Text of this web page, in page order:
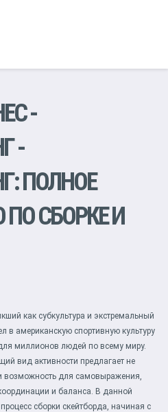
-
-
ПОЛНОЕ
СБОРКЕ И
как субкультура и экстремальный
в американскую спортивную культуру
миллионов людей по всему миру.
вид активности предлагает не
возможность для самовыражения,
и баланса. В данной
сборки скейтборда, начиная с